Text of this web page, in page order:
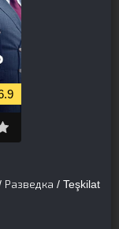
Разведка / Teşkilat